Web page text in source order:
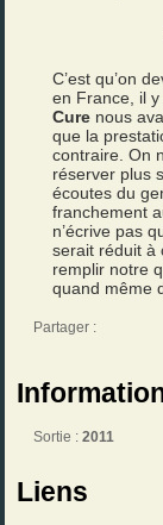
C’est qu’on
en France, il
Cure nous
que la
contraire. On
réserver plus
écoutes du
franchement
n’écrive pas
serait réduit
remplir notre
quand même
Partager :
Sortie :2011
Liens